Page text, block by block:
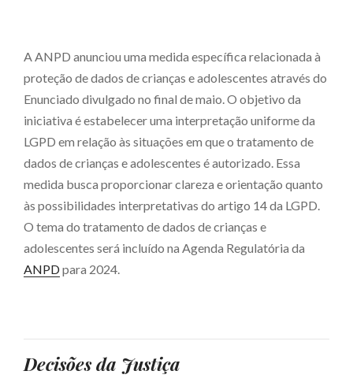
A ANPD anunciou uma medida específica relacionada à
proteção de dados de crianças e adolescentes através do
Enunciado divulgado no final de maio. O objetivo da
iniciativa é estabelecer uma interpretação uniforme da
LGPD em relação às situações em que o tratamento de
dados de crianças e adolescentes é autorizado. Essa
medida busca proporcionar clareza e orientação quanto
às possibilidades interpretativas do artigo 14 da LGPD.
O tema do tratamento de dados de crianças e
adolescentes será incluído na Agenda Regulatória da
ANPDpara 2024.
Decisões da Justiça